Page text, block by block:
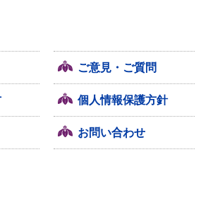
ご意見・ご質問
個人情報保護方針
お問い合わせ